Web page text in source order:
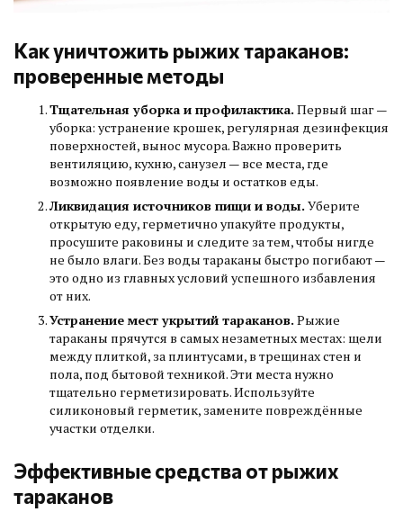
Как уничтожить рыжих тараканов:
проверенные методы
Тщательная уборка и профилактика.Первый шаг —
уборка: устранение крошек, регулярная дезинфекция
поверхностей, вынос мусора. Важно проверить
вентиляцию, кухню, санузел — все места, где
возможно появление воды и остатков еды.
Ликвидация источников пищи и воды.Уберите
открытую еду, герметично упакуйте продукты,
просушите раковины и следите за тем, чтобы нигде
не было влаги. Без воды тараканы быстро погибают —
это одно из главных условий успешного избавления
от них.
Устранение мест укрытий тараканов.Рыжие
тараканы прячутся в самых незаметных местах: щели
между плиткой, за плинтусами, в трещинах стен и
пола, под бытовой техникой. Эти места нужно
тщательно герметизировать. Используйте
силиконовый герметик, замените повреждённые
участки отделки.
Эффективные средства от рыжих
тараканов